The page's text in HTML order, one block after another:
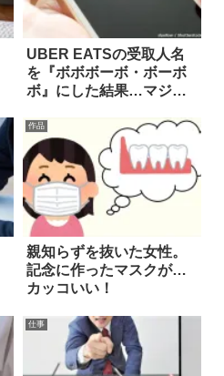
UBER EATSの受取人名
を『ボボボーボ・ボーボ
ボ』にした結果…マジ
作品
親知らずを抜いた女性。
記念に作ったマスクが…
カッコいい！
仕事